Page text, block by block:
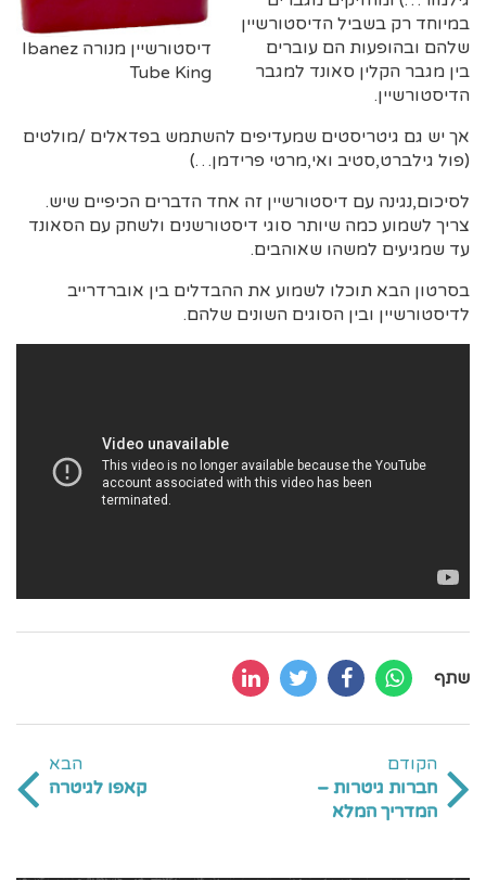
דיסטורשיין מנורה Ibanez
Tube King
במיוחד רק בשביל הדיסטורשיין
שלהם ובהופעות הם עוברים
בין מגבר הקלין סאונד למגבר
הדיסטורשיין.
אך יש גם גיטריסטים שמעדיפים להשתמש בפדאלים /מולטים
(פול גילברט,סטיב ואי,מרטי פרידמן…)
לסיכום,נגינה עם דיסטורשיין זה אחד הדברים הכיפיים שיש.
צריך לשמוע כמה שיותר סוגי דיסטורשנים ולשחק עם הסאונד
עד שמגיעים למשהו שאוהבים.
בסרטון הבא תוכלו לשמוע את ההבדלים בין אוברדרייב
לדיסטורשיין ובין הסוגים השונים שלהם.
שתף
הקודם
חברות גיטרות –
המדריך המלא
הבא
קאפו לגיטרה